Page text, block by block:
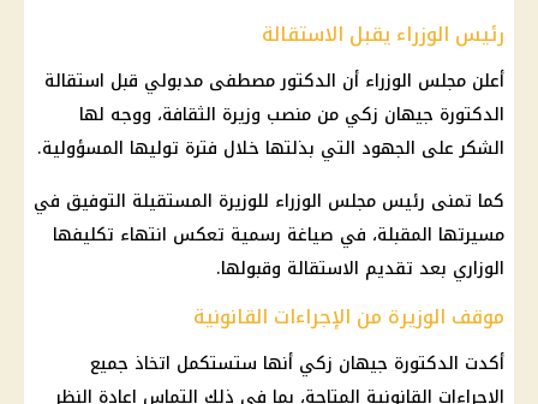
رئيس الوزراء يقبل الاستقالة
أعلن مجلس الوزراء أن الدكتور مصطفى مدبولي قبل استقالة
الدكتورة جيهان زكي من منصب وزيرة الثقافة، ووجه لها
الشكر على الجهود التي بذلتها خلال فترة توليها المسؤولية.
كما تمنى رئيس مجلس الوزراء للوزيرة المستقيلة التوفيق في
مسيرتها المقبلة، في صياغة رسمية تعكس انتهاء تكليفها
الوزاري بعد تقديم الاستقالة وقبولها.
موقف الوزيرة من الإجراءات القانونية
أكدت الدكتورة جيهان زكي أنها ستستكمل اتخاذ جميع
الإجراءات القانونية المتاحة، بما في ذلك التماس إعادة النظر